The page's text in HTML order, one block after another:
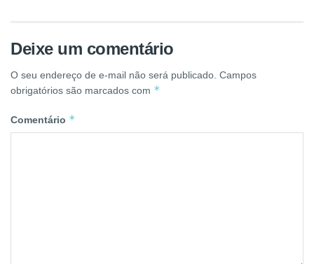
Deixe um comentário
O seu endereço de e-mail não será publicado. Campos
obrigatórios são marcados com *
Comentário *